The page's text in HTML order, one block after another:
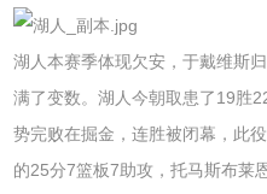
湖人本赛季体现欠安，于戴维斯
满了变数。湖人今朝取患了19胜
势完败在掘金，连胜被闭幕，此
的25分7篮板7助攻，托马斯布莱